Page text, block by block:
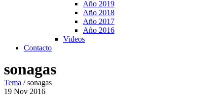
Año 2019
Año 2018
Año 2017
Año 2016
Videos
Contacto
sonagas
Tema /sonagas
19 Nov 2016